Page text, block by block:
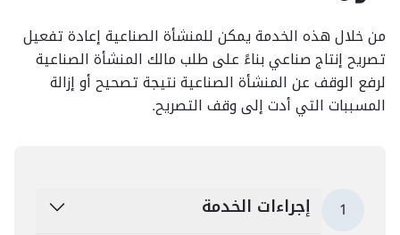
من خلال هذه الخدمة يمكن للمنشأة الصناعية إعادة تفعيل
تصريح إنتاج صناعي بناءً على طلب مالك المنشأة الصناعية
لرفع الوقف عن المنشأة الصناعية نتيجة تصحيح أو إزالة
المسببات التي أدت إلى وقف التصريح.
1 إجراءات الخدمة